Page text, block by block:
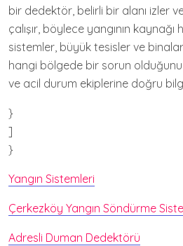
bir dedektör, belirli bir alanı izler
çalışır, böylece yangının kaynağı
sistemler, büyük tesisler ve
hangi bölgede bir sorun
ve acil durum ekiplerine doğru
}
]
}
Yangın Sistemleri
Çerkezköy Yangın Söndürme
Adresli Duman Dedektörü